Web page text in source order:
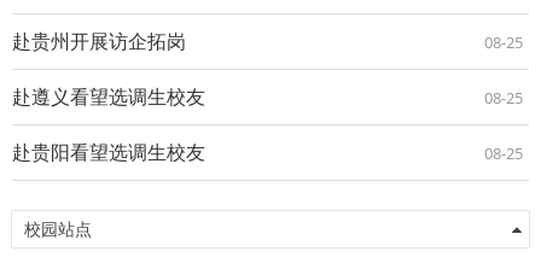
赴贵州开展访企拓岗 08-25
赴遵义看望选调生校友 08-25
赴贵阳看望选调生校友 08-25
校园站点